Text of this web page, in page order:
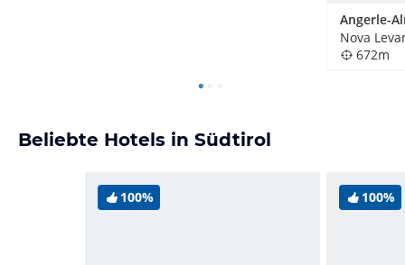
Angerle-
672m
Beliebte Hotels in Südtirol
100% 100%